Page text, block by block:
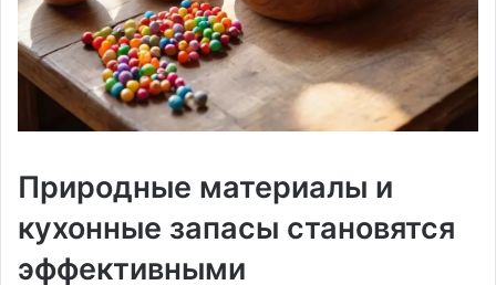
Природные материалы и
кухонные запасы становятся
эффективными